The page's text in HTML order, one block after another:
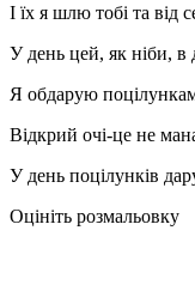
І їх я шлю тобі та від
У день цей, як ніби, в
Я обдарую
Відкрий очі-це не
У день поцілунків
Оцініть розмальовку